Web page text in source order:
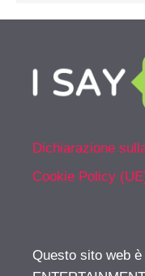
Dichiarazione
Cookie Policy
Questo sito web è